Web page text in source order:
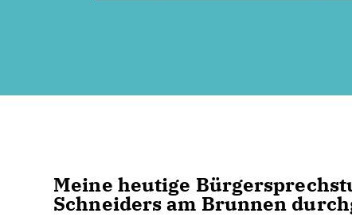
Meine heutige
Schneiders am Brunnen